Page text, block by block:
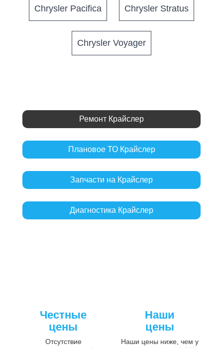
Chrysler Pacifica Chrysler Stratus
Chrysler Voyager
Ремонт Крайслер
Плановое ТО Крайслер
Запчасти на Крайслер
Диагностика Крайслер
Честные
цены
Отсутствие
Наши
цены
Наши цены ниже, чем у